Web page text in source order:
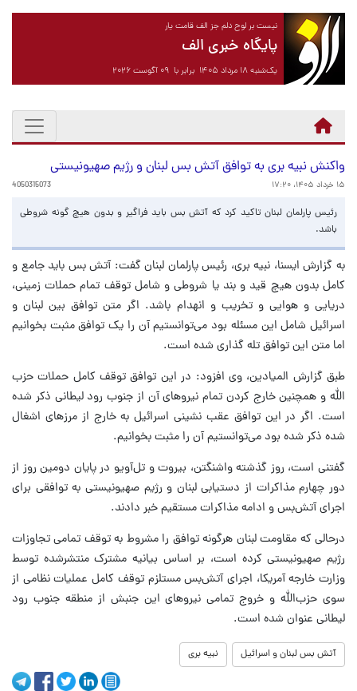
نیست بر لوح دلم جز الف قامت یار
پایگاه خبری الف
یک‌شنبه ۱۸ مرداد ۱۴۰۵ برابر با ۰۹ آگوست ۲۰۲۶
واکنش نبیه بری به توافق آتش بس لبنان و رژیم صهیونیستی
۱۵ خرداد ۱۴۰۵، ۱۷:۲۰ 4050315073
رئیس پارلمان لبنان تاکید کرد که آتش بس باید فراگیر و بدون هیچ گونه شروطی
باشد.
به گزارش ایسنا، نبیه بری، رئیس پارلمان لبنان گفت: آتش بس باید جامع و
کامل بدون هیچ قید و بند یا شروطی و شامل توقف تمام حملات زمینی،
دریایی و هوایی و تخریب و انهدام باشد. اگر متن توافق بین لبنان و
اسرائیل شامل این مسئله‌ بود می‌توانستیم آن را یک توافق مثبت بخوانیم
اما متن این توافق تله گذاری شده است.
طبق گزارش المیادین، وی افزود: در این توافق توقف کامل حملات حزب
الله و همچنین خارج کردن تمام نیروهای آن از جنوب رود لیطانی ذکر شده
است. اگر در این توافق عقب نشینی اسرائیل به خارج از مرزهای اشغال
شده ذکر شده بود می‌توانستیم آن را مثبت بخوانیم.
گفتنی است، روز گذشته واشنگتن، بیروت و تل‌آویو در پایان دومین روز از
دور چهارم مذاکرات از دستیابی لبنان و رژیم صهیونیستی به توافقی برای
اجرای آتش‌بس و ادامه مذاکرات مستقیم خبر دادند.
درحالی که مقاومت لبنان هرگونه توافق را مشروط به توقف تمامی تجاوزات
رژیم صهیونیستی کرده است، بر اساس بیانیه مشترک منتشرشده توسط
وزارت خارجه آمریکا، اجرای آتش‌بس مستلزم توقف کامل عملیات نظامی از
سوی حزب‌الله و خروج تمامی نیروهای این جنبش از منطقه جنوب رود
لیطانی عنوان شده است.
آتش بس لبنان و اسرائیل نبیه بری